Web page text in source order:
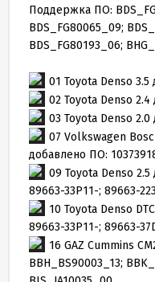
Поддержка ПО:
BDS_FG80065_09;
BDS_FG80193_06;
01 Toyota Denso
02 Toyota Denso
03 Toyota Denso
07 Volkswagen
добавлено ПО:
09 Toyota Denso
89663-33P11-; 89663-
10 Toyota Denso
89663-33P11-; 89663-
16 GAZ Cummins
BBH_BS90003_13;